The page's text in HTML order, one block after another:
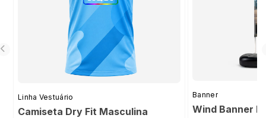
Linha Vestuário
Camiseta Dry Fit Masculina
Banner
Wind Banner